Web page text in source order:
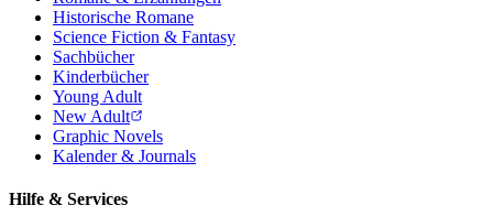
Historische Romane
Science Fiction & Fantasy
Sachbücher
Kinderbücher
Young Adult
New Adult
Graphic Novels
Kalender & Journals
Hilfe & Services